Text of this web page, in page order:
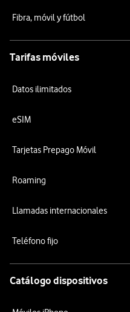
Fibra, móvil y fútbol
Tarifas móviles
Datos ilimitados
eSIM
Tarjetas Prepago Móvil
Roaming
Llamadas internacionales
Teléfono fijo
Catálogo dispositivos